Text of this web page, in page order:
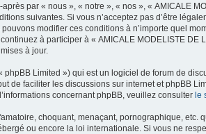
par « nous », « notre », « nos », « AMICALE
suivantes. Si vous n’acceptez pas d’être
modifier ces conditions à n’importe quel
à participer à « AMICALE MODELISTE DE
à jour.
Limited ») qui est un logiciel de forum de
de faciliter les discussions sur internet et phpBB
concernant phpBB, veuillez consulter le
choquant, menaçant, pornographique,
ou encore la loi internationale. Si vous ne